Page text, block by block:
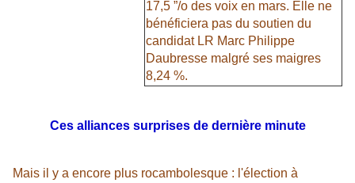
17,5 ”/o des voix en mars. Elle ne
bénéficiera pas du soutien du
candidat LR Marc Philippe
Daubresse malgré ses maigres
8,24 %.
Ces alliances surprises de dernière minute
Mais il y a encore plus rocambolesque : l'élection à